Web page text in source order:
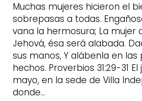
Muchas mujeres hicieron el
sobrepasas a todas.
vana la hermosura; La mujer
Jehová, ésa será alabada.
sus manos, Y alábenla en las
hechos. Proverbios 31:29-31
mayo, en la sede de Villa
donde…